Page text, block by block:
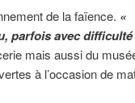
de la faïence. «
parfois avec difficulté
mais aussi du
à l’occasion de